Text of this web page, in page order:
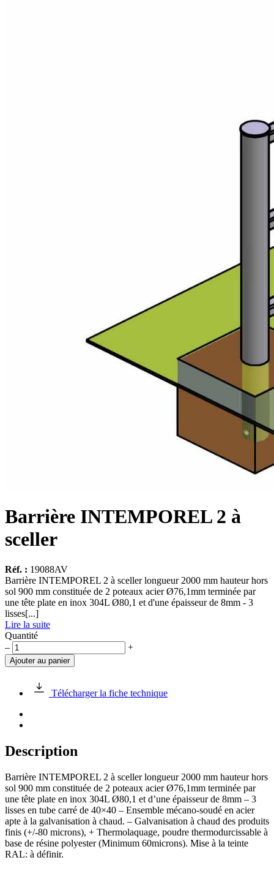
Barrière INTEMPOREL 2 à
sceller
Réf. : 19088AV
Barrière INTEMPOREL 2 à sceller longueur 2000 mm hauteur hors
sol 900 mm constituée de 2 poteaux acier Ø76,1mm terminée par
une tête plate en inox 304L Ø80,1 et d'une épaisseur de 8mm - 3
lisses[...]
Lire la suite
Quantité
quantité
de
Barrière
sceller
– +
Ajouter au panier
Télécharger la fiche technique
Description
Barrière INTEMPOREL 2 à sceller longueur 2000 mm hauteur hors
sol 900 mm constituée de 2 poteaux acier Ø76,1mm terminée par
une tête plate en inox 304L Ø80,1 et d’une épaisseur de 8mm – 3
lisses en tube carré de 40×40 – Ensemble mécano-soudé en acier
apte à la galvanisation à chaud. – Galvanisation à chaud des produits
finis (+/-80 microns), + Thermolaquage, poudre thermodurcissable à
base de résine polyester (Minimum 60microns). Mise à la teinte
RAL: à définir.